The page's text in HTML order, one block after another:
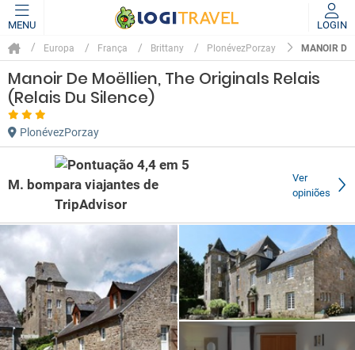
MENU LOGIN
Europa França Brittany PlonévezPorzay MANOIR DE
Manoir De Moëllien, The Originals Relais
(Relais Du Silence)
PlonévezPorzay
M. bom
Ver
opiniões